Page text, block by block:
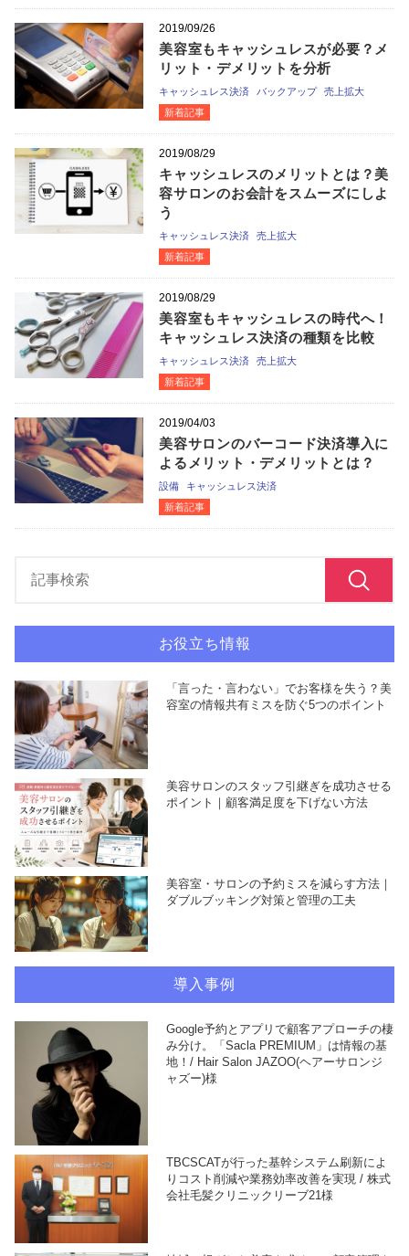
2019/09/26
美容室もキャッシュレスが必要？メ
リット・デメリットを分析
キャッシュレス決済 バックアップ 売上拡大
新着記事
2019/08/29
キャッシュレスのメリットとは？美
容サロンのお会計をスムーズにしよ
う
キャッシュレス決済
売上拡大
新着記事
2019/08/29
美容室もキャッシュレスの時代へ！
キャッシュレス決済の種類を比較
キャッシュレス決済
売上拡大
新着記事
2019/04/03
美容サロンのバーコード決済導入に
よるメリット・デメリットとは？
設備
キャッシュレス決済
新着記事
お役立ち情報
「言った・言わない」でお客様を失う？美
容室の情報共有ミスを防ぐ5つのポイント
美容サロンのスタッフ引継ぎを成功させる
ポイント｜顧客満足度を下げない方法
美容室・サロンの予約ミスを減らす方法｜
ダブルブッキング対策と管理の工夫
導入事例
Google予約とアプリで顧客アプローチの棲
み分け。「Sacla PREMIUM」は情報の基
地！/ Hair Salon JAZOO(ヘアーサロンジ
ャズー)様
TBCSCATが行った基幹システム刷新によ
りコスト削減や業務効率改善を実現 / 株式
会社毛髪クリニックリーブ21様